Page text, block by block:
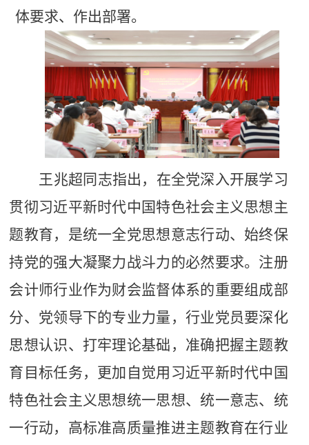
体要求、作出部署。
王兆超同志指出， 在全党深入开展学习
贯彻习近平新时代中国特色社会主义思想主
题教育，是统一全党思想意志行动、始终保
持党的强大凝聚力战斗力的必然要求。 注册
会计师行业作为财会监督体系的重要组成部
分、党领导下的专业力量，行业党员要深化
思想认识、打牢理论基础，准确把握主题教
育目标任务，更加自觉用习近平新时代中国
特色社会主义思想统一思想、统一意志、统
一行动，高标准高质量推进主题教育在行业